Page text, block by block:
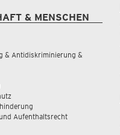
& MENSCHEN
& Antidiskriminierung &
Aufenthaltsrecht